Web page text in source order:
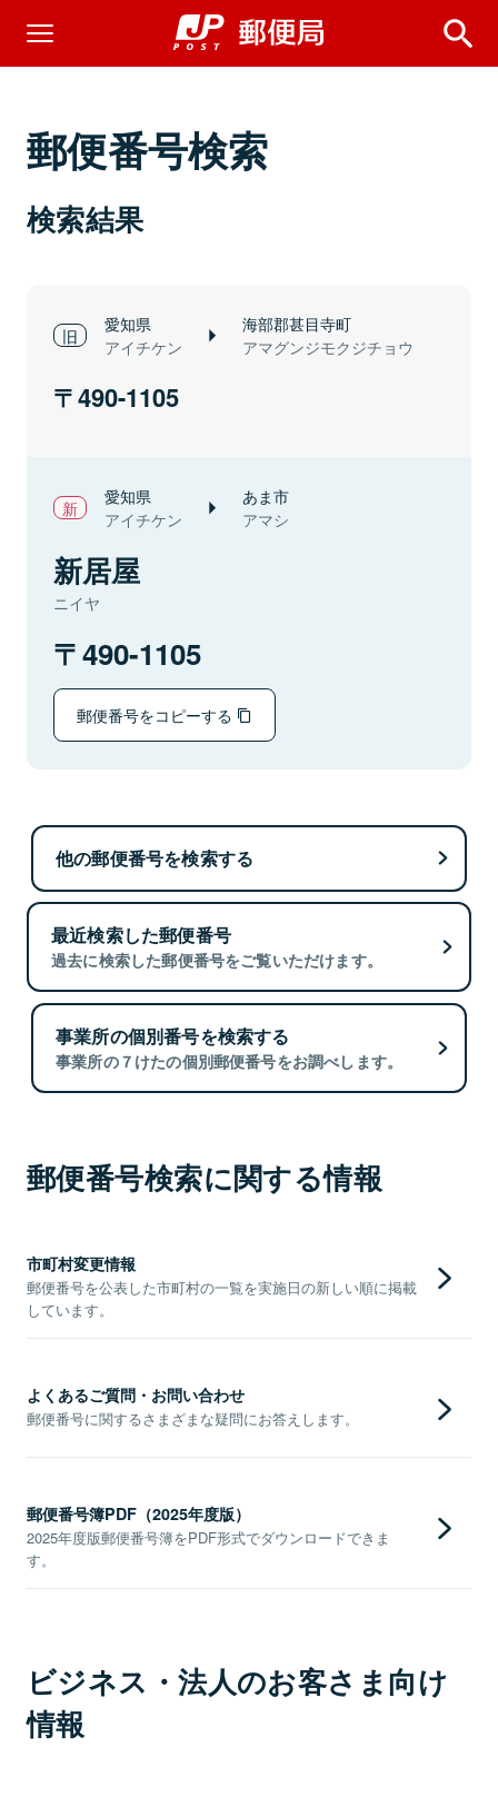
郵便番号検索
検索結果
愛知県
アイチケン
海部郡甚目寺町
アマグンジモクジチョウ
490-1105
愛知県
アイチケン
あま市
アマシ
新居屋
ニイヤ
490-1105
郵便番号をコピーする
他の郵便番号を検索する
最近検索した郵便番号
過去に検索した郵便番号をご覧いただけます。
事業所の個別番号を検索する
事業所の７けたの個別郵便番号をお調べします。
郵便番号検索に関する情報
市町村変更情報
郵便番号を公表した市町村の一覧を実施日の新しい順に掲載
しています。
よくあるご質問・お問い合わせ
郵便番号に関するさまざまな疑問にお答えします。
郵便番号簿PDF（2025年度版）
2025年度版郵便番号簿をPDF形式でダウンロードできま
す。
ビジネス・法人のお客さま向け
情報